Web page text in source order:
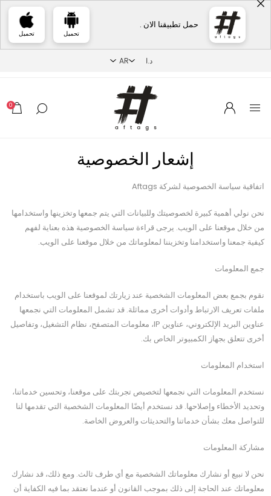
حمل تطبيقنا الان .
تحميل تحميل
0
إشعار الخصوصية
اتفاقية سياسة الخصوصية لشركة Aftags
نحن نولي أهمية كبيرة لخصوصيتك وللبيانات التي يتم جمعها وتخزينها واستخدامها
من خلال موقعنا على الويب. يرجى قراءة سياسة الخصوصية هذه بعناية لفهم
كيفية جمعنا واستخدامنا وتخزيننا لمعلوماتك من خلال موقعنا على الويب.
جمع المعلومات
نقوم بجمع بعض المعلومات الشخصية عند زيارتك لموقعنا على الويب باستخدام
ملفات تعريف الارتباط وأدوات أخرى مماثلة. قد تشمل المعلومات التي نجمعها
عناوين البريد الإلكتروني، عناوين IP، معلومات المتصفح، نظام التشغيل، وتفاصيل
أخرى تتعلق بجهاز الكمبيوتر الخاص بك.
استخدام المعلومات
نستخدم المعلومات التي نجمعها لتخصيص تجربتك على موقعنا، وتحسين خدماتنا،
وتحديد الأخطاء وإصلاحها. قد نستخدم أيضًا المعلومات الشخصية التي تقدمها لنا
للتواصل معك بشأن خدماتنا والتحديثات والعروض الخاصة.
مشاركة المعلومات
نحن لا نبيع أو نشارك معلوماتك الشخصية مع أي طرف ثالث. ومع ذلك، قد نشارك
معلوماتك عند الحاجة إلى ذلك بموجب القانون أو عندما نعتقد بما فيه الكفاية أن